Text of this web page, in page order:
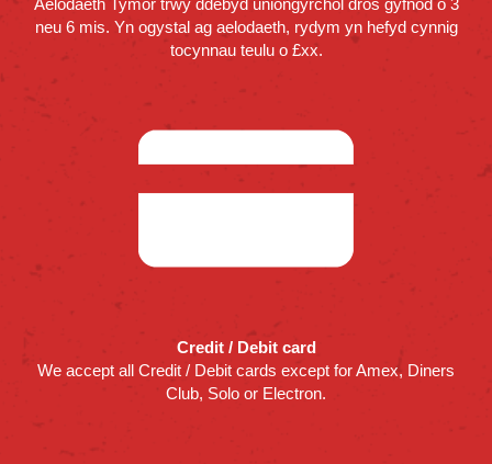
neu 6 mis. Yn ogystal ag aelodaeth, rydym yn hefyd cynnig
tocynnau teulu o £xx.
Credit / Debit card
We accept all Credit / Debit cards except for Amex, Diners
Club, Solo or Electron.